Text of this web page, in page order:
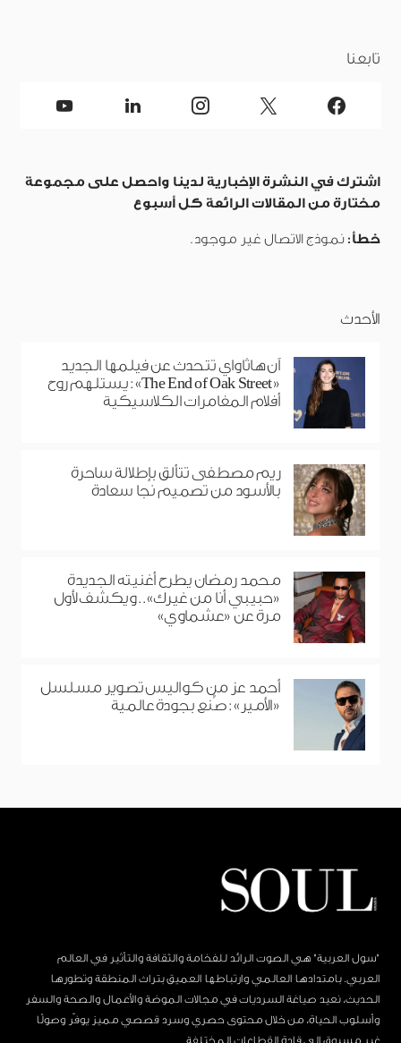
تابعنا
اشترك في النشرة الإخبارية لدينا واحصل على مجموعة
مختارة من المقالات الرائعة كل أسبوع
خطأ: نموذج الاتصال غير موجود.
الأحدث
آن هاثاواي تتحدث عن فيلمها الجديد
«The End of Oak Street»: يستلهم روح
أفلام المغامرات الكلاسيكية
ريم مصطفى تتألق بإطلالة ساحرة
بالأسود من تصميم نجا سعادة
محمد رمضان يطرح أغنيته الجديدة
«حبيبي أنا من غيرك».. ويكشف لأول
مرة عن «عشماوي»
أحمد عز من كواليس تصوير مسلسل
«الأمير»: صُنع بجودة عالمية
"سول العربية" هي الصوت الرائد للفخامة والثقافة والتأثير في العالم
العربي. بامتدادها العالمي وارتباطها العميق بتراث المنطقة وتطورها
الحديث، نعيد صياغة السرديات في مجالات الموضة والأعمال والصحة والسفر
وأسلوب الحياة، من خلال محتوى حصري وسرد قصصي مميز يوفّر وصولًا
غير مسبوق إلى قادة القطاعات المختلفة.